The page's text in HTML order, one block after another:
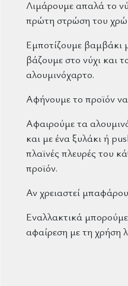
Λιμάρουμε απαλά το
πρώτη στρώση του
Εμποτίζουμε βαμβάκι
βάζουμε στο νύχι και
αλουμινόχαρτο.
Αφήνουμε το προϊόν
Αφαιρούμε τα
και με ένα ξυλάκι ή
πλαϊνές πλευρές του
προϊόν.
Αν χρειαστεί
Εναλλακτικά
αφαίρεση με τη χρήση